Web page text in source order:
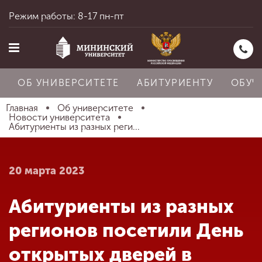
Главная
Абитуриенту
Режим работы: 8-17 пн-пт
ОБ УНИВЕРСИТЕТЕ АБИТУРИЕНТУ
Главная
Об университете
Новости университета
Абитуриенты из разных реги...
20 марта 2023
Абитуриенты из разных
регионов посетили День
открытых дверей в